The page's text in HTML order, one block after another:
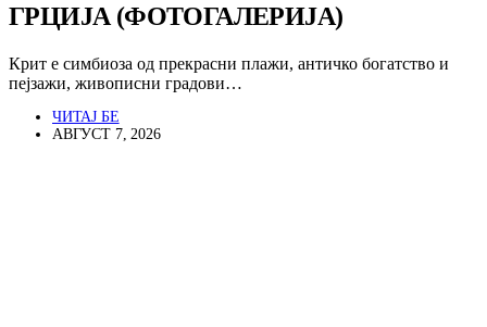
ГРЦИЈА (ФОТОГАЛЕРИЈА)
Крит е симбиоза од прекрасни плажи, античко богатство и
пејзажи, живописни градови…
ЧИТАЈ БЕ
АВГУСТ 7, 2026